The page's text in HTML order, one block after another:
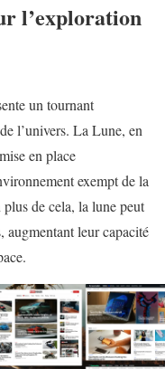
l’exploration
un tournant
l’univers. La Lune, en
en place
exempt de la
de cela, la lune peut
augmentant leur capacité